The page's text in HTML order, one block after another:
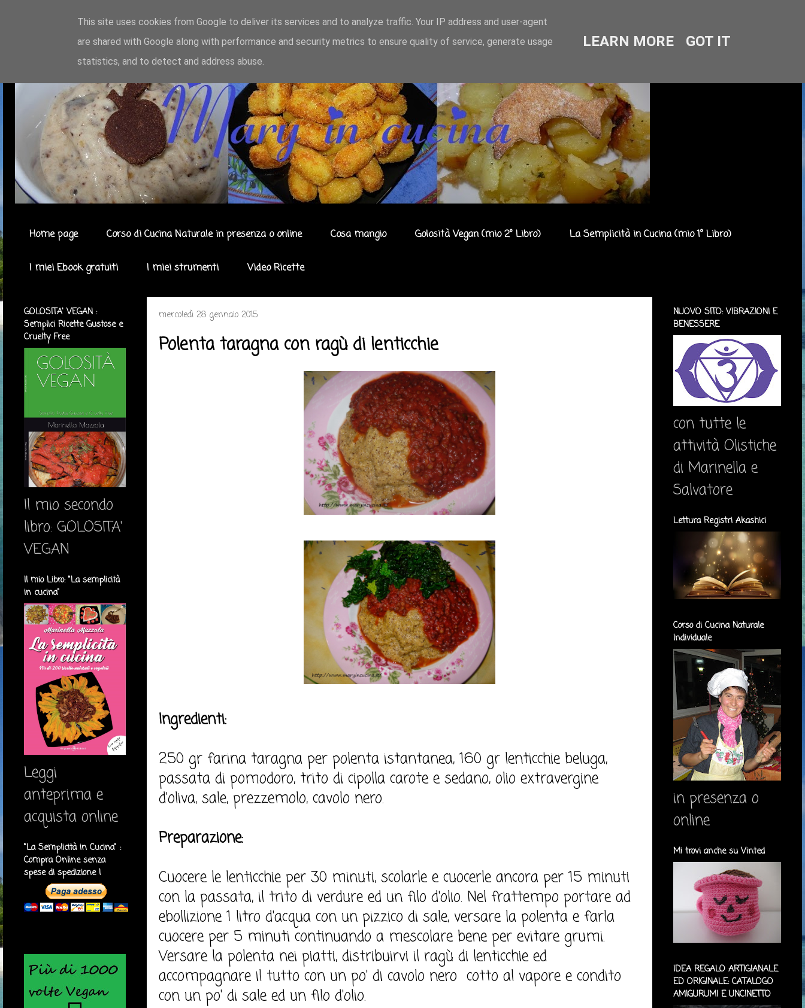
Home page Corso di Cucina Naturale in presenza o online Cosa mangio Golosità Vegan (mio 2° Libro) La Semplicità in Cucina (mio 1° Libro)
I miei Ebook gratuiti I miei strumenti Video Ricette
mercoledì 28 gennaio 2015
Polenta taragna con ragù di lenticchie
Ingredienti:
250 gr farina taragna per polenta istantanea, 160 gr lenticchie beluga,
passata di pomodoro, trito di cipolla carote e sedano, olio extravergine
d'oliva, sale, prezzemolo, cavolo nero.
Preparazione:
Cuocere le lenticchie per 30 minuti, scolarle e cuocerle ancora per 15 minuti
con la passata, il trito di verdure ed un filo d'olio. Nel frattempo portare ad
ebollizione 1 litro d'acqua con un pizzico di sale, versare la polenta e farla
cuocere per 5 minuti continuando a mescolare bene per evitare grumi.
Versare la polenta nei piatti, distribuirvi il ragù di lenticchie ed
accompagnare il tutto con un po' di cavolo nero cotto al vapore e condito
con un po' di sale ed un filo d'olio.
GOLOSITA' VEGAN :
Semplici Ricette Gustose e
Cruelty Free
Il mio secondo
libro: GOLOSITA'
VEGAN
Il mio Libro: "La semplicità
in cucina"
Leggi
anteprima e
acquista online
"La Semplicità in Cucina" :
Compra Online senza
spese di spedizione !
NUOVO SITO: VIBRAZIONI E
BENESSERE
con tutte le
attività Olistiche
di Marinella e
Salvatore
Lettura Registri Akashici
Corso di Cucina Naturale
Individuale
in presenza o
online
Mi trovi anche su Vinted
IDEA REGALO ARTIGIANALE
ED ORIGINALE: CATALOGO
AMIGURUMI E UNCINETTO
This site uses cookies from Google to deliver its services and to analyze traffic. Your IP address and user-agent
are shared with Google along with performance and security metrics to ensure quality of service, generate usage
statistics, and to detect and address abuse.
LEARN MORE GOT IT